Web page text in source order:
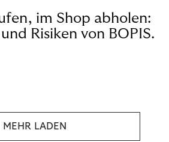
im Shop abholen:
Risiken von BOPIS.
MEHR LADEN